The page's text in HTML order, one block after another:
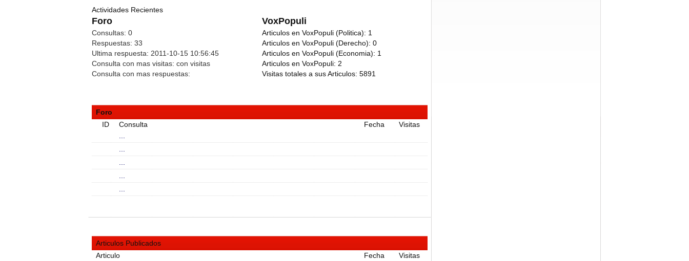
Actividades Recientes
Foro VoxPopuli
Consultas: 0
Respuestas: 33
Ultima respuesta: 2011-10-15 10:56:45
Consulta con mas visitas: con visitas
Consulta con mas respuestas:
Articulos en VoxPopuli (Politica): 1
Articulos en VoxPopuli (Derecho): 0
Articulos en VoxPopuli (Economia): 1
Articulos en VoxPopuli: 2
Visitas totales a sus Articulos: 5891
Foro
ID
Consulta Fecha
Visitas
Articulos Publicados
Articulo
Fecha
Visitas